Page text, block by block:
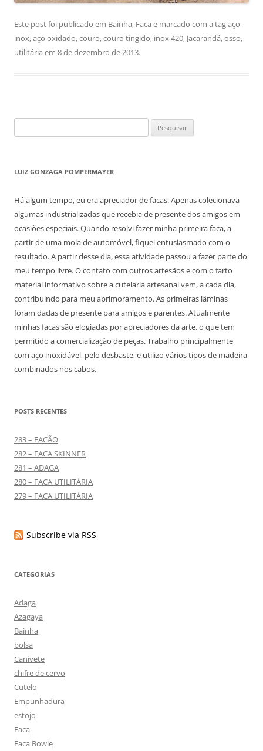
Este post foi publicado em Bainha, Faca e marcado com a tagaço
inox,aço oxidado,couro,couro tingido, inox 420, Jacarandá,osso,
utilitária em 8 de dezembro de 2013.
por:
LUIZ GONZAGA POMPERMAYER
Há algum tempo, eu era apreciador de facas. Apenas colecionava
algumas industrializadas que recebia de presente dos amigos em
ocasiões especiais. Quando resolvi fazer minha primeira faca, a
partir de uma mola de automóvel, fiquei entusiasmado com o
resultado. A partir desse dia, essa atividade passou a fazer parte do
meu tempo livre. O contato com outros artesãos e com o farto
material informativo sobre a cutelaria artesanal vem, a cada dia,
contribuindo para meu aprimoramento. As primeiras lâminas
foram dadas de presente para amigos e parentes. Atualmente
minhas facas são elogiadas por apreciadores da arte, o que tem
permitido a comercialização de peças. Trabalho principalmente
com aço inoxidável, pelo desbaste, e utilizo vários tipos de madeira
combinados nos cabos.
POSTS RECENTES
283 – FACÃO
282 – FACA SKINNER
281 – ADAGA
280 – FACA UTILITÁRIA
279 – FACA UTILITÁRIA
Subscribe via RSS
CATEGORIAS
Adaga
Azagaya
Bainha
bolsa
Canivete
chifre de cervo
Cutelo
Empunhadura
estojo
Faca
Faca Bowie